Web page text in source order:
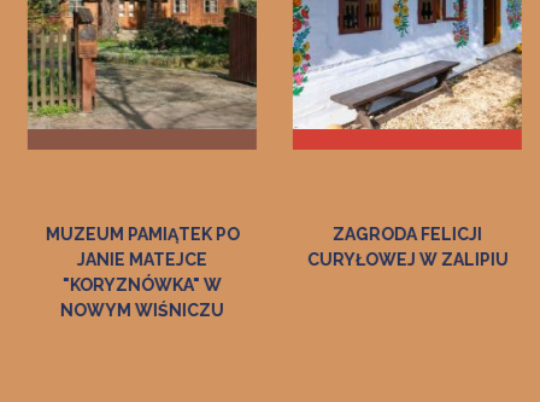
ZAGRODA FELICJI
CURYŁOWEJ W ZALIPIU
MUZEUM ZAMEK W DĘBNIE